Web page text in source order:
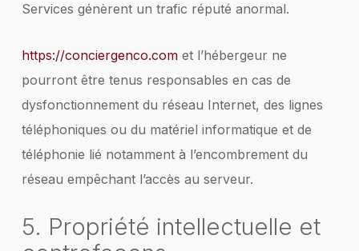
Services génèrent un trafic réputé anormal.
https://conciergenco.comet l’hébergeur ne
pourront être tenus responsables en cas de
dysfonctionnement du réseau Internet, des lignes
téléphoniques ou du matériel informatique et de
téléphonie lié notamment à l’encombrement du
réseau empêchant l’accès au serveur.
5. Propriété intellectuelle et